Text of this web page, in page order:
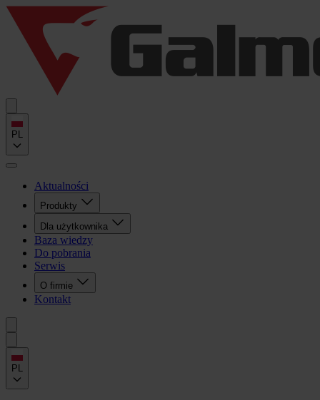
PL
Aktualności
Produkty
Dla użytkownika
Baza wiedzy
Do pobrania
Serwis
O firmie
Kontakt
PL